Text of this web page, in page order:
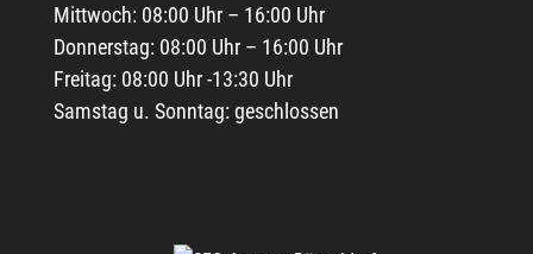
Mittwoch: 08:00 Uhr – 16:00 Uhr
Donnerstag: 08:00 Uhr – 16:00 Uhr
Freitag: 08:00 Uhr -13:30 Uhr
Samstag u. Sonntag: geschlossen